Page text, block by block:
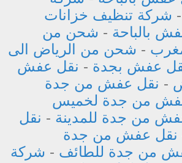
- شركة تنظيف خزانات
بالباحة - شحن من
- شحن من الرياض الى
عفش بجدة - نقل عفش
- نقل عفش من جدة
من جدة لخميس
من جدة للمدينة - نقل
نقل عفش من جدة
من جدة للطائف - شركة